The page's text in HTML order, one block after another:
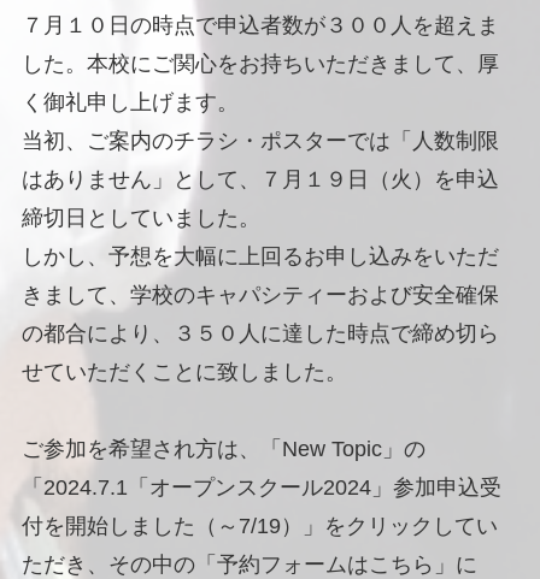
７月１０日の時点で申込者数が３００人を超えま
した。本校にご関心をお持ちいただきまして、厚
く御礼申し上げます。
当初、ご案内のチラシ・ポスターでは「人数制限
はありません」として、７月１９日（火）を申込
締切日としていました。
しかし、予想を大幅に上回るお申し込みをいただ
きまして、学校のキャパシティーおよび安全確保
の都合により、３５０人に達した時点で締め切ら
せていただくことに致しました。
ご参加を希望され方は、「New Topic」の
「2024.7.1「オープンスクール2024」参加申込受
付を開始しました（～7/19）」をクリックしてい
ただき、その中の「予約フォームはこちら」に